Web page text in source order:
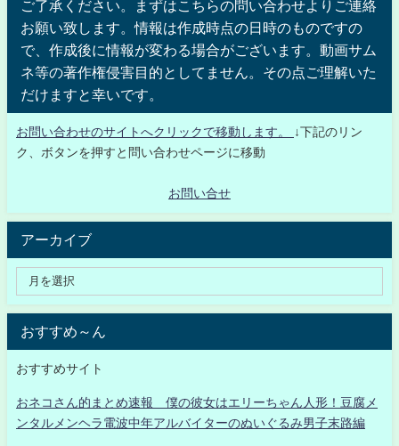
ご了承ください。まずはこちらの問い合わせよりご連絡
お願い致します。情報は作成時点の日時のものですの
で、作成後に情報が変わる場合がございます。動画サム
ネ等の著作権侵害目的としてません。その点ご理解いた
だけますと幸いです。
お問い合わせのサイトへクリックで移動します。
↓下記のリン
ク、ボタンを押すと問い合わせページに移動
お問い合せ
アーカイブ
おすすめ～ん
おすすめサイト
おネコさん的まとめ速報 僕の彼女はエリーちゃん人形！豆腐メ
ンタルメンヘラ電波中年アルバイターのぬいぐるみ男子末路編